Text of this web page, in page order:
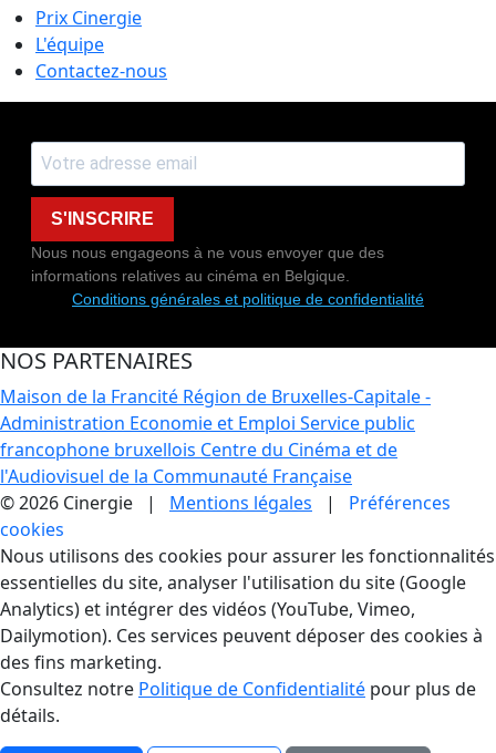
Prix Cinergie
L'équipe
Contactez-nous
S'INSCRIRE
Nous nous engageons à ne vous envoyer que des
informations relatives au cinéma en Belgique.
Conditions générales et politique de confidentialité
NOS PARTENAIRES
Maison de la Francité Région de Bruxelles-Capitale -
Administration Economie et Emploi Service public
francophone bruxellois Centre du Cinéma et de
l'Audiovisuel de la Communauté Française
© 2026 Cinergie | Mentions légales | Préférences
cookies
Gestion des Cookies
Nous utilisons des cookies pour assurer les fonctionnalités
essentielles du site, analyser l'utilisation du site (Google
Analytics) et intégrer des vidéos (YouTube, Vimeo,
Dailymotion). Ces services peuvent déposer des cookies à
des fins marketing.
Consultez notre Politique de Confidentialité pour plus de
détails.